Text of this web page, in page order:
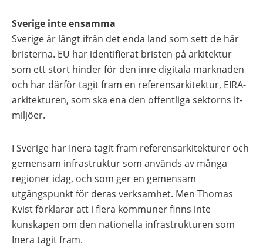
Sverige inte ensamma
Sverige är långt ifrån det enda land som sett de här
bristerna. EU har identifierat bristen på arkitektur
som ett stort hinder för den inre digitala marknaden
och har därför tagit fram en referensarkitektur, EIRA-
arkitekturen, som ska ena den offentliga sektorns it-
miljöer.
I Sverige har Inera tagit fram referensarkitekturer och
gemensam infrastruktur som används av många
regioner idag, och som ger en gemensam
utgångspunkt för deras verksamhet. Men Thomas
Kvist förklarar att i flera kommuner finns inte
kunskapen om den nationella infrastrukturen som
Inera tagit fram.